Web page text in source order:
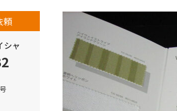
頼
シャ